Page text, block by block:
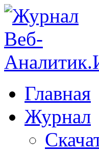
Главная
Журнал